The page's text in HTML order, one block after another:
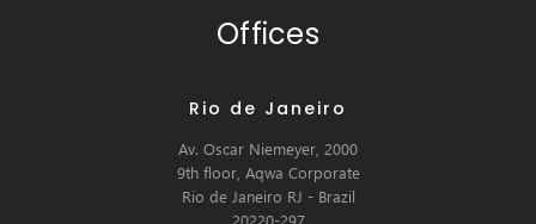
Offices
Rio de Janeiro
Av. Oscar Niemeyer, 2000
9th floor, Aqwa Corporate
Rio de Janeiro RJ - Brazil